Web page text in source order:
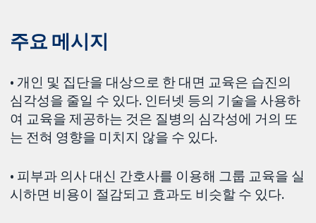
주요 메시지
• 개인 및 집단을 대상으로 한 대면 교육은 습진의
심각성을 줄일 수 있다. 인터넷 등의 기술을 사용하
여 교육을 제공하는 것은 질병의 심각성에 거의 또
는 전혀 영향을 미치지 않을 수 있다.
• 피부과 의사 대신 간호사를 이용해 그룹 교육을 실
시하면 비용이 절감되고 효과도 비슷할 수 있다.